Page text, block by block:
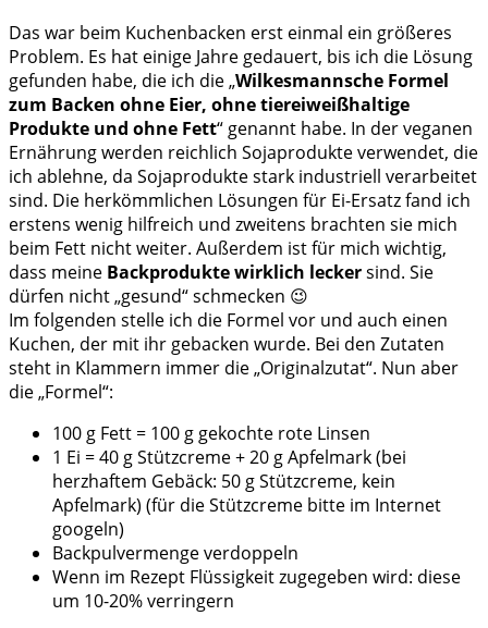
Das war beim Kuchenbacken erst einmal ein größeres
Problem. Es hat einige Jahre gedauert, bis ich die Lösung
gefunden habe, die ich die „Wilkesmannsche Formel
zum Backen ohne Eier, ohne tiereiweißhaltige
Produkte und ohne Fett“ genannt habe. In der veganen
Ernährung werden reichlich Sojaprodukte verwendet, die
ich ablehne, da Sojaprodukte stark industriell verarbeitet
sind. Die herkömmlichen Lösungen für Ei-Ersatz fand ich
erstens wenig hilfreich und zweitens brachten sie mich
beim Fett nicht weiter. Außerdem ist für mich wichtig,
dass meine Backprodukte wirklich leckersind. Sie
dürfen nicht „gesund“ schmecken 😉
Im folgenden stelle ich die Formel vor und auch einen
Kuchen, der mit ihr gebacken wurde. Bei den Zutaten
steht in Klammern immer die „Originalzutat“. Nun aber
die „Formel“:
100 g Fett = 100 g gekochte rote Linsen
1 Ei = 40 g Stützcreme + 20 g Apfelmark (bei
herzhaftem Gebäck: 50 g Stützcreme, kein
Apfelmark) (für die Stützcreme bitte im Internet
googeln)
Backpulvermenge verdoppeln
Wenn im Rezept Flüssigkeit zugegeben wird: diese
um 10-20% verringern